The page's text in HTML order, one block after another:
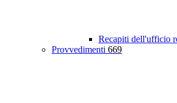
Recapiti dell'ufficio
Provvedimenti 669